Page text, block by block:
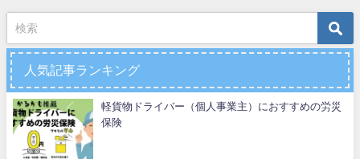
人気記事ランキング
軽貨物ドライバー（個人事業主）におすすめの労災
保険